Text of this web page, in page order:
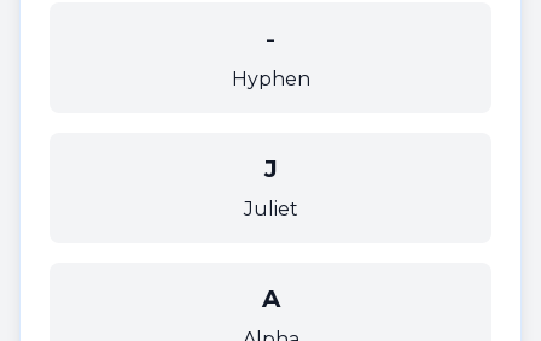
-
Hyphen
J
Juliet
A